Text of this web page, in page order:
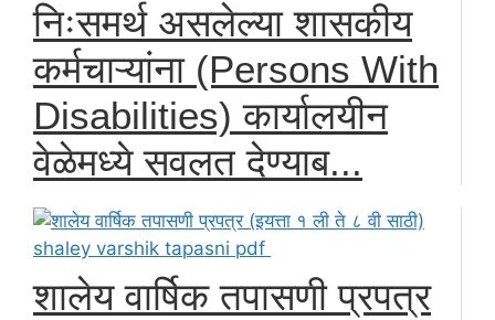
निःसमर्थ असलेल्या शासकीय
कर्मचाऱ्यांना (Persons With
Disabilities) कार्यालयीन
वेळेमध्ये सवलत देण्याब...
शालेय वार्षिक तपासणी प्रपत्र